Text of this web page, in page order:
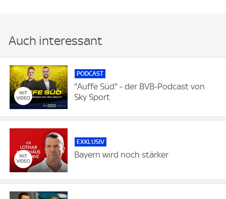
Auch interessant
PODCAST
"Auffe Süd" - der BVB-Podcast von
Sky Sport
EXKLUSIV
Bayern wird noch stärker